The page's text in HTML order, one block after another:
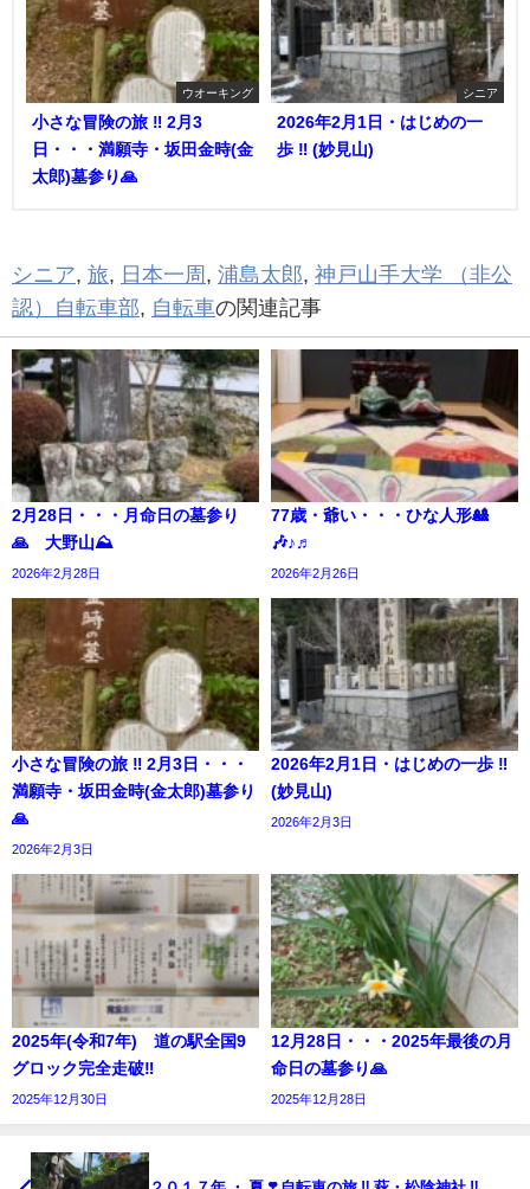
ウオーキング
小さな冒険の旅 ‼︎ 2月3
日・・・満願寺・坂田金時(金
太郎)墓参り🙏
シニア
2026年2月1日・はじめの一
歩 ‼︎ (妙見山)
シニア, 旅, 日本一周 , 浦島太郎, 神戸山手大学 （非公
認）自転車部, 自転車の関連記事
2月28日・・・月命日の墓参り
🙏 大野山⛰️
2026年2月28日
77歳・爺い・・・ひな人形🎎
🎶♪♬
2026年2月26日
小さな冒険の旅 ‼︎ 2月3日・・・
満願寺・坂田金時(金太郎)墓参り
🙏
2026年2月3日
2026年2月1日・はじめの一歩 ‼︎
(妙見山)
2026年2月3日
2025年(令和7年) 道の駅全国9
グロック完全走破‼︎
2025年12月30日
12月28日・・・2025年最後の月
命日の墓参り🙏
2025年12月28日